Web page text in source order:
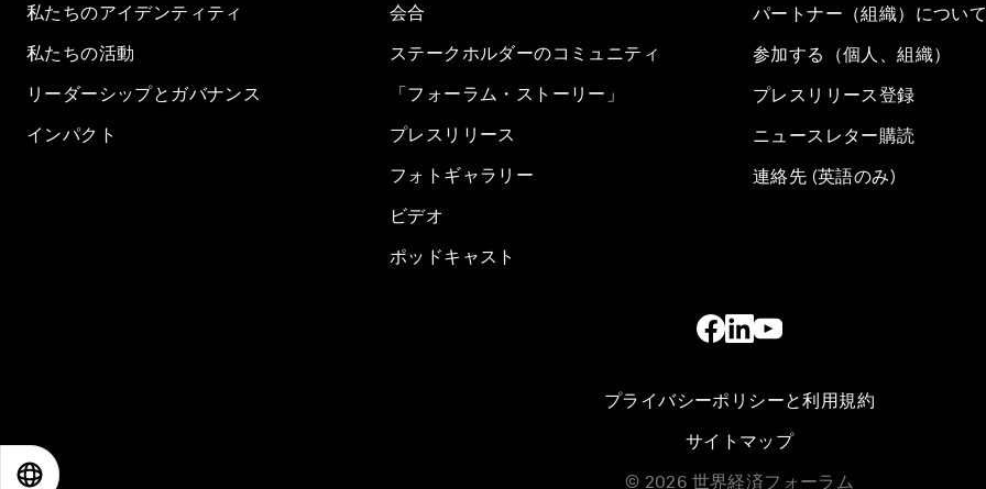
私たちのアイデンティティ
私たちの活動
リーダーシップとガバナンス
インパクト
会合
ステークホルダーのコミュニティ
「フォーラム・ストーリー」
プレスリリース
フォトギャラリー
ビデオ
ポッドキャスト
パートナー（組織）について
参加する（個人、組織）
プレスリリース登録
ニュースレター購読
連絡先 (英語のみ)
プライバシーポリシーと利用規約
サイトマップ
© 2026 世界経済フォーラム